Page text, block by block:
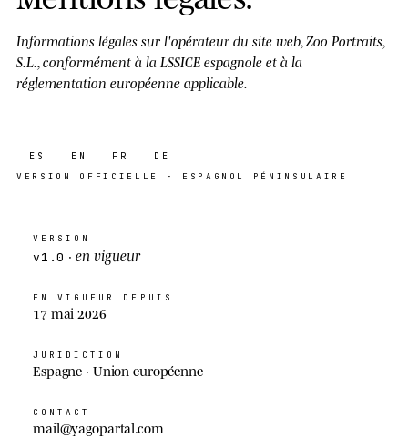
Informations légales sur l'opérateur du site web, Zoo Portraits,
S.L., conformément à la LSSICE espagnole et à la
réglementation européenne applicable.
ES EN FR
DE
VERSION OFFICIELLE · ESPAGNOL PÉNINSULAIRE
VERSION
v1.0 · en vigueur
EN VIGUEUR DEPUIS
17 mai 2026
JURIDICTION
Espagne · Union européenne
CONTACT
mail@yagopartal.com